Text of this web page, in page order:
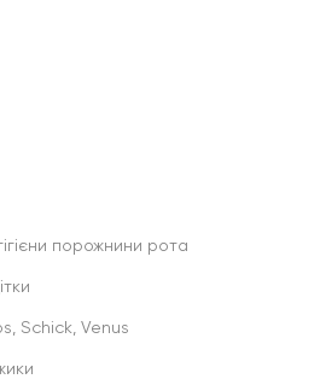
порожнини рота
Schick, Venus